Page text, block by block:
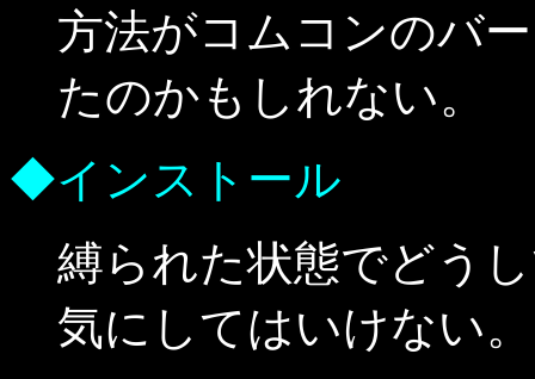
方法がコムコンのバ
たのかもしれない。
◆インストール
縛られた状態でどう
気にしてはいけない。